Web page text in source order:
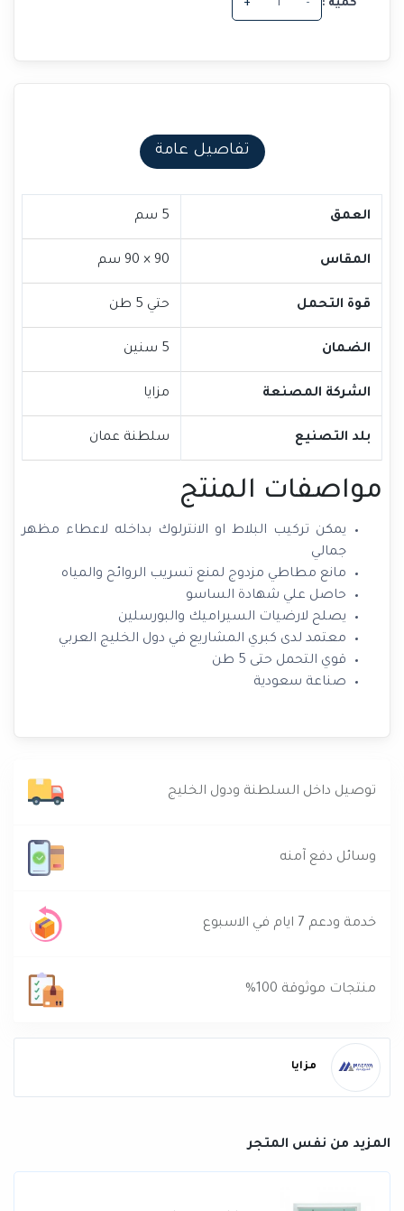
كمية : -
+
تفاصيل عامة
العمق 5 سم
المقاس 90 × 90 سم
قوة التحمل حتي 5 طن
الضمان 5 سنين
الشركة المصنعة مزايا
بلد التصنيع سلطنة عمان
مواصفات المنتج
يمكن تركيب البلاط او الانترلوك بداخله لاعطاء مظهر
جمالي
مانع مطاطي مزدوج لمنع تسريب الروائح والمياه
حاصل علي شهادة الساسو
يصلح لارضيات السيراميك والبورسلين
معتمد لدى كبري المشاريع في دول الخليج العربي
قوي التحمل حتى 5 طن
صناعة سعودية
توصيل داخل السلطنة ودول الخليج
وسائل دفع آمنه
خدمة ودعم 7 ايام في الاسبوع
منتجات موثوقة 100%
مزايا
المزيد من نفس المتجر